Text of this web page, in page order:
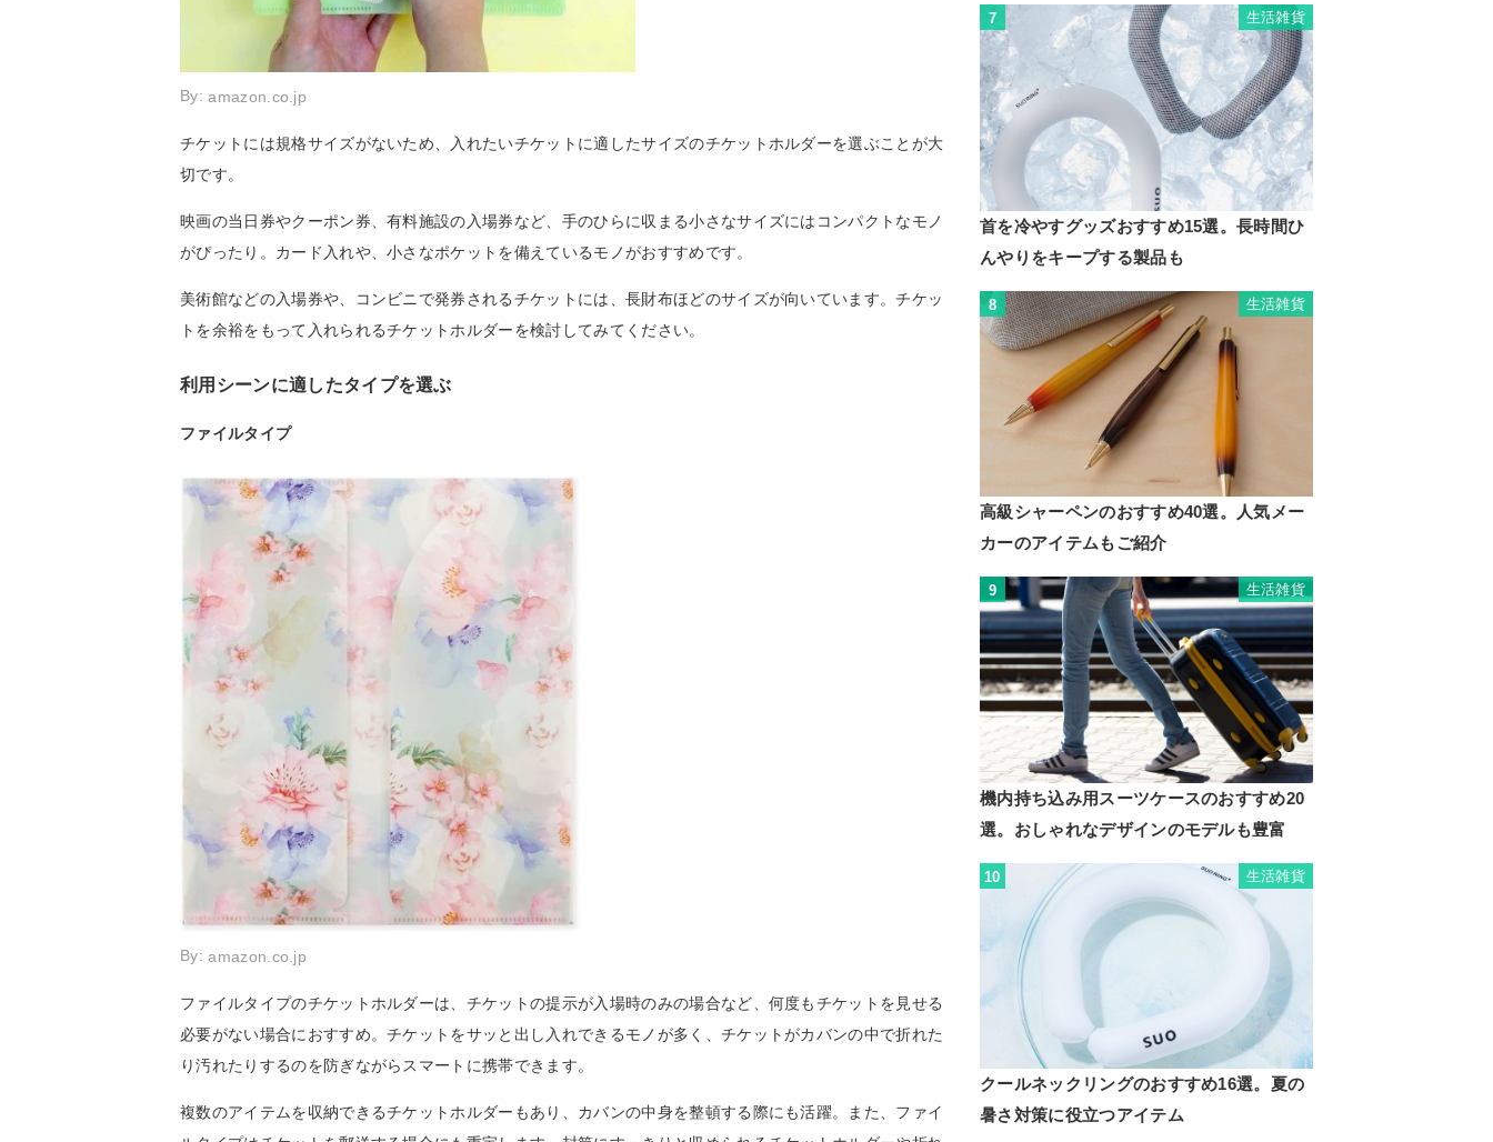
By:amazon.co.jp
チケットには規格サイズがないため、入れたいチケットに適したサイズのチケットホルダーを選ぶことが大
切です。
映画の当日券やクーポン券、有料施設の入場券など、手のひらに収まる小さなサイズにはコンパクトなモノ
がぴったり。カード入れや、小さなポケットを備えているモノがおすすめです。
美術館などの入場券や、コンビニで発券されるチケットには、長財布ほどのサイズが向いています。チケッ
トを余裕をもって入れられるチケットホルダーを検討してみてください。
利用シーンに適したタイプを選ぶ
ファイルタイプ
By:amazon.co.jp
ファイルタイプのチケットホルダーは、チケットの提示が入場時のみの場合など、何度もチケットを見せる
必要がない場合におすすめ。チケットをサッと出し入れできるモノが多く、チケットがカバンの中で折れた
り汚れたりするのを防ぎながらスマートに携帯できます。
複数のアイテムを収納できるチケットホルダーもあり、カバンの中身を整頓する際にも活躍。また、ファイ
7 生活雑貨
首を冷やすグッズおすすめ15選。長時間ひ
んやりをキープする製品も
8 生活雑貨
高級シャーペンのおすすめ40選。人気メー
カーのアイテムもご紹介
9 生活雑貨
機内持ち込み用スーツケースのおすすめ20
選。おしゃれなデザインのモデルも豊富
10 生活雑貨
クールネックリングのおすすめ16選。夏の
暑さ対策に役立つアイテム